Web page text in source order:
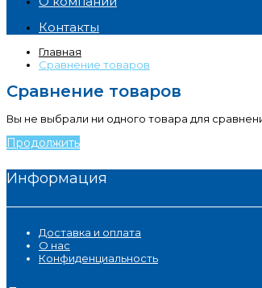
Контакты
Главная
Сравнение товаров
Сравнение товаров
Вы не выбрали ни одного товара для
Продолжить
Информация
Доставка и оплата
О нас
Конфиденциальность